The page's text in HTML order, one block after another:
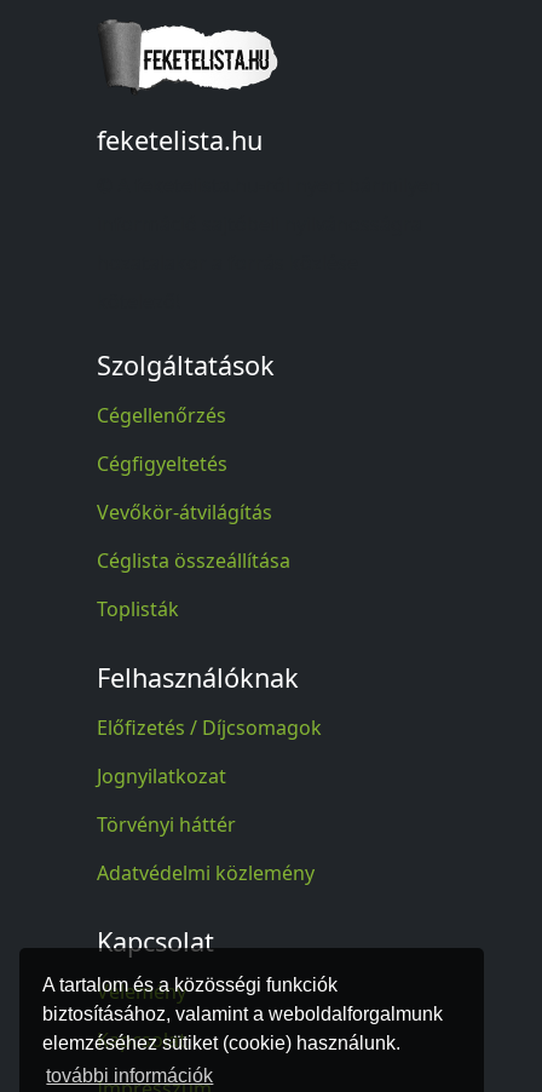
A tartalom és a közösségi funkciók
biztosításához, valamint a weboldalforgalmunk
elemzéséhez sütiket (cookie) használunk.
további információk
feketelista.hu
Szolgáltatások
Cégellenőrzés
Cégfigyeltetés
Vevőkör-átvilágítás
Céglista összeállítása
Toplisták
Felhasználóknak
Előfizetés / Díjcsomagok
Jognyilatkozat
Törvényi háttér
Adatvédelmi közlemény
Kapcsolat
Vélemény
Kapcsolat